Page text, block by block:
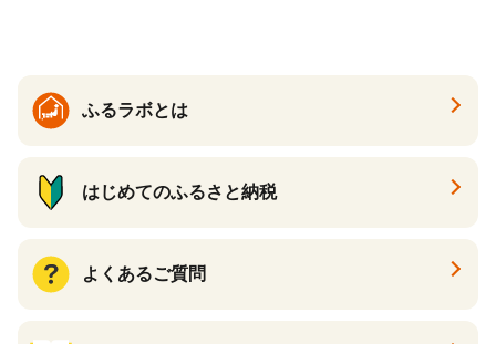
ふるラボとは
はじめてのふるさと納税
よくあるご質問